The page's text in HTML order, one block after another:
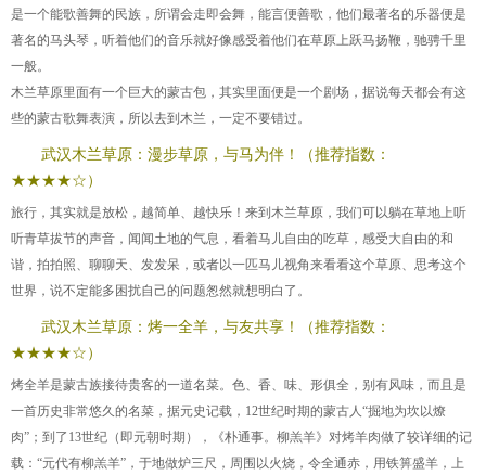
是一个能歌善舞的民族，所谓会走即会舞，能言便善歌，他们最著名的乐器便是
著名的马头琴，听着他们的音乐就好像感受着他们在草原上跃马扬鞭，驰骋千里
一般。
木兰草原里面有一个巨大的蒙古包，其实里面便是一个剧场，据说每天都会有这
些的蒙古歌舞表演，所以去到木兰，一定不要错过。
武汉木兰草原：漫步草原，与马为伴！（推荐指数：
★★★★☆）
旅行，其实就是放松，越简单、越快乐！来到木兰草原，我们可以躺在草地上听
听青草拔节的声音，闻闻土地的气息，看着马儿自由的吃草，感受大自由的和
谐，拍拍照、聊聊天、发发呆，或者以一匹马儿视角来看看这个草原、思考这个
世界，说不定能多困扰自己的问题怱然就想明白了。
武汉木兰草原：烤一全羊，与友共享！（推荐指数：
★★★★☆）
烤全羊是蒙古族接待贵客的一道名菜。色、香、味、形俱全，别有风味，而且是
一首历史非常悠久的名菜，据元史记载，12世纪时期的蒙古人“掘地为坎以燎
肉”；到了13世纪（即元朝时期），《朴通事。柳羔羊》对烤羊肉做了较详细的记
载：“元代有柳羔羊”，于地做炉三尺，周围以火烧，令全通赤，用铁箅盛羊，上